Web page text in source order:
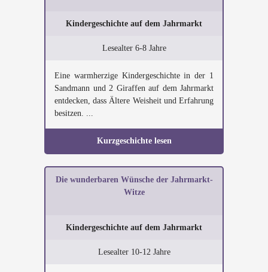
Kindergeschichte auf dem Jahrmarkt
Lesealter 6-8 Jahre
Eine warmherzige Kindergeschichte in der 1
Sandmann und 2 Giraffen auf dem Jahrmarkt
entdecken, dass Ältere Weisheit und Erfahrung
besitzen. ...
Kurzgeschichte lesen
Die wunderbaren Wünsche der Jahrmarkt-
Witze
Kindergeschichte auf dem Jahrmarkt
Lesealter 10-12 Jahre